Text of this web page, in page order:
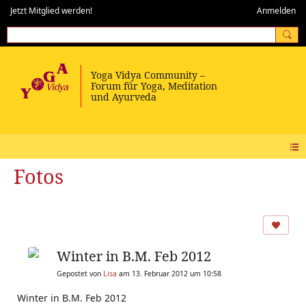
Jetzt Mitglied werden! Anmelden
Fotos
Winter in B.M. Feb 2012
Gepostet von Lisa am 13. Februar 2012 um 10:58
Winter in B.M. Feb 2012